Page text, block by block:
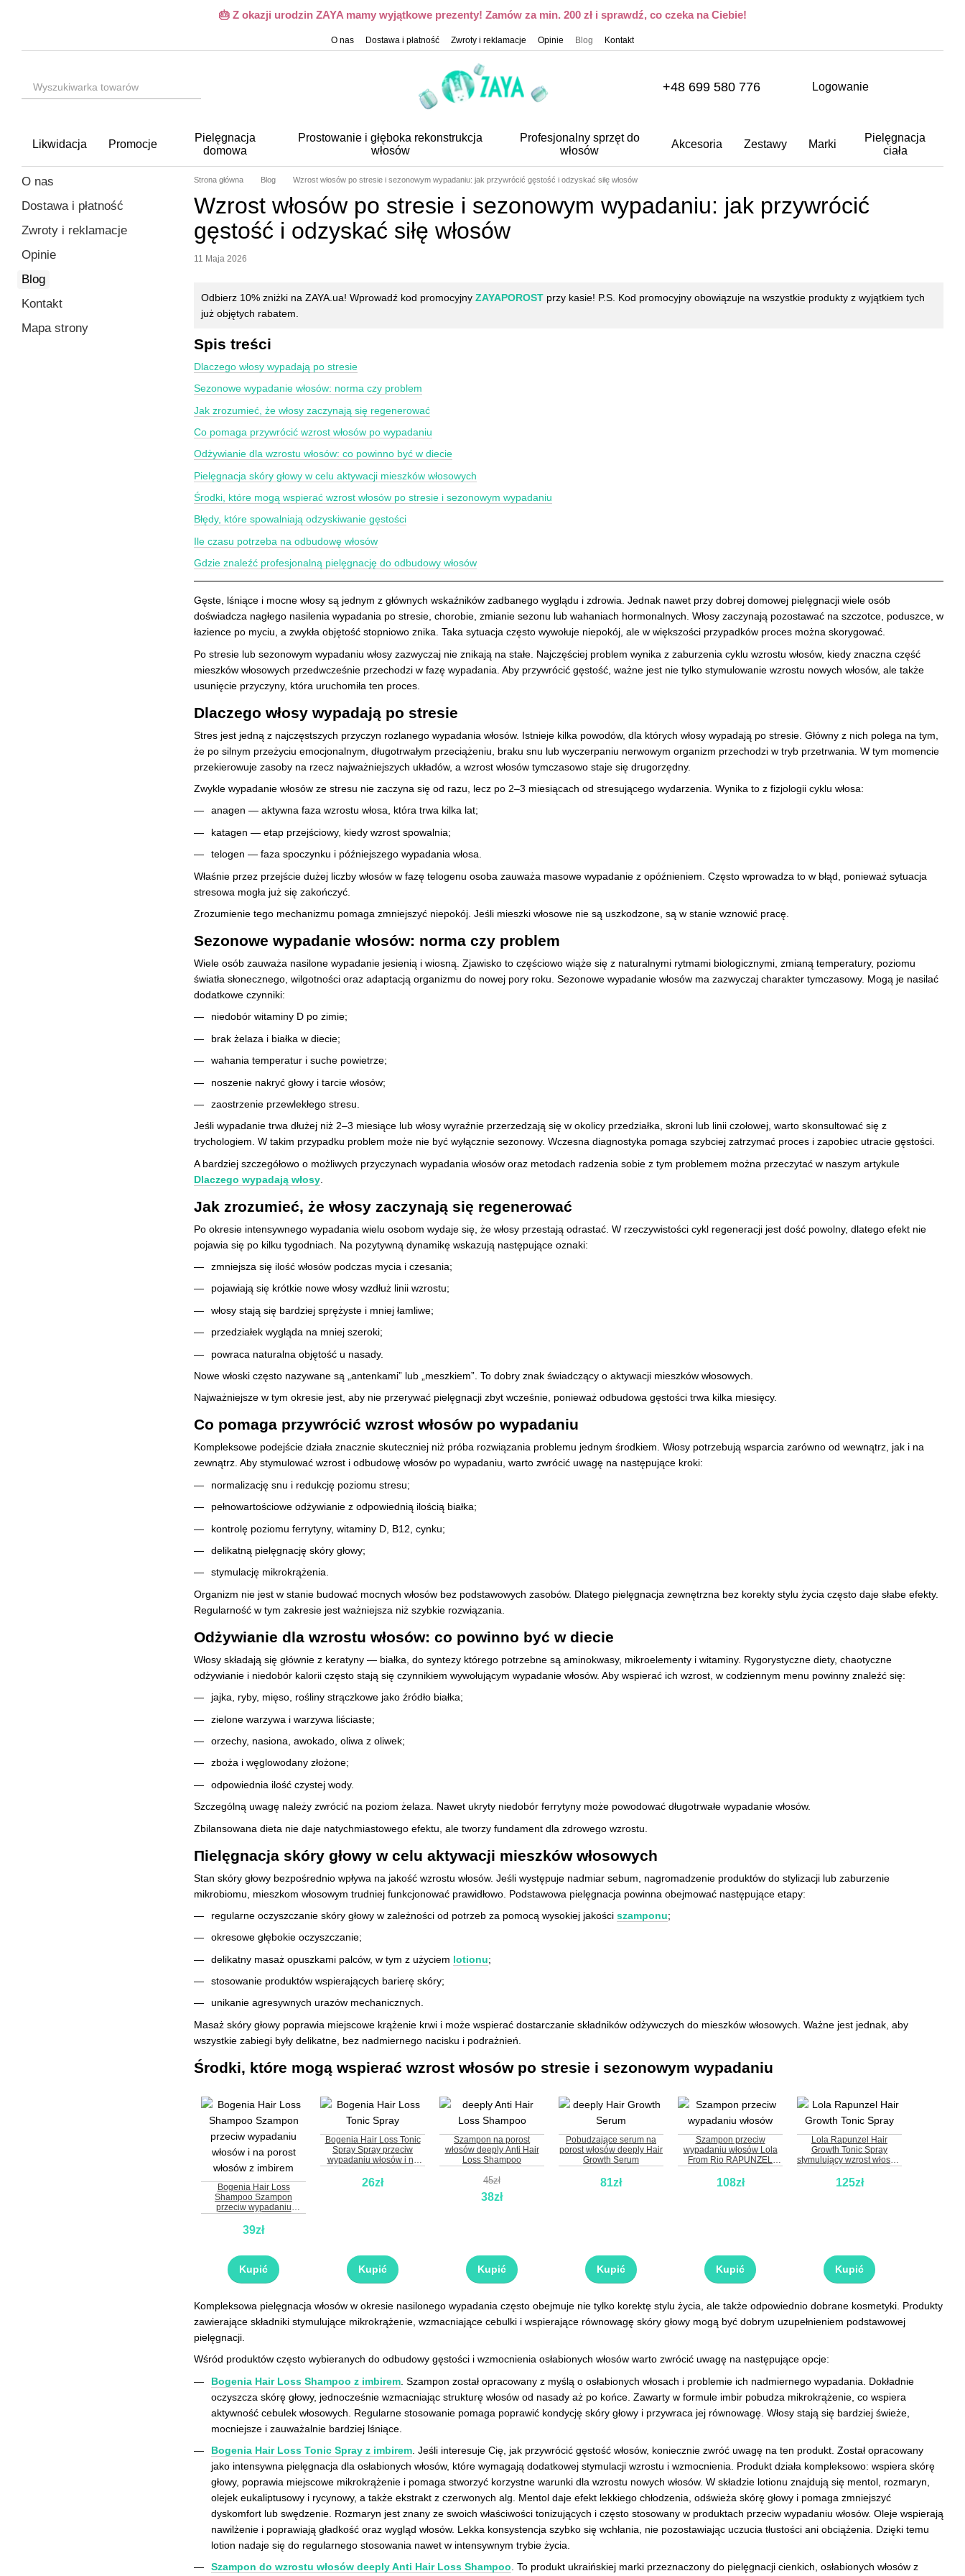
🎂 Z okazji urodzin ZAYA mamy wyjątkowe prezenty! Zamów za min. 200 zł i sprawdź, co czeka na Ciebie!
O nas Dostawa i płatność Zwroty i reklamacje Opinie Blog Kontakt
+48 699 580 776 Logowanie
Likwidacja Promocje
Pielęgnacja
domowa
Prostowanie i głęboka rekonstrukcja
włosów
Profesjonalny sprzęt do
włosów
Akcesoria Zestawy Marki
Pielęgnacja
ciała
Strona główna Blog Wzrost włosów po stresie i sezonowym wypadaniu: jak przywrócić gęstość i odzyskać siłę włosów
Wzrost włosów po stresie i sezonowym wypadaniu: jak przywrócić
gęstość i odzyskać siłę włosów
11 Maja 2026
Odbierz 10% zniżki na ZAYA.ua! Wprowadź kod promocyjny ZAYAPOROST przy kasie! P.S. Kod promocyjny obowiązuje na wszystkie produkty z wyjątkiem tych
już objętych rabatem.
Spis treści
Dlaczego włosy wypadają po stresie
Sezonowe wypadanie włosów: norma czy problem
Jak zrozumieć, że włosy zaczynają się regenerować
Co pomaga przywrócić wzrost włosów po wypadaniu
Odżywianie dla wzrostu włosów: co powinno być w diecie
Pielęgnacja skóry głowy w celu aktywacji mieszków włosowych
Środki, które mogą wspierać wzrost włosów po stresie i sezonowym wypadaniu
Błędy, które spowalniają odzyskiwanie gęstości
Ile czasu potrzeba na odbudowę włosów
Gdzie znaleźć profesjonalną pielęgnację do odbudowy włosów
Gęste, lśniące i mocne włosy są jednym z głównych wskaźników zadbanego wyglądu i zdrowia. Jednak nawet przy dobrej domowej pielęgnacji wiele osób
doświadcza nagłego nasilenia wypadania po stresie, chorobie, zmianie sezonu lub wahaniach hormonalnych. Włosy zaczynają pozostawać na szczotce, poduszce, w
łazience po myciu, a zwykła objętość stopniowo znika. Taka sytuacja często wywołuje niepokój, ale w większości przypadków proces można skorygować.
Po stresie lub sezonowym wypadaniu włosy zazwyczaj nie znikają na stałe. Najczęściej problem wynika z zaburzenia cyklu wzrostu włosów, kiedy znaczna część
mieszków włosowych przedwcześnie przechodzi w fazę wypadania. Aby przywrócić gęstość, ważne jest nie tylko stymulowanie wzrostu nowych włosów, ale także
usunięcie przyczyny, która uruchomiła ten proces.
Dlaczego włosy wypadają po stresie
Stres jest jedną z najczęstszych przyczyn rozlanego wypadania włosów. Istnieje kilka powodów, dla których włosy wypadają po stresie. Główny z nich polega na tym,
że po silnym przeżyciu emocjonalnym, długotrwałym przeciążeniu, braku snu lub wyczerpaniu nerwowym organizm przechodzi w tryb przetrwania. W tym momencie
przekierowuje zasoby na rzecz najważniejszych układów, a wzrost włosów tymczasowo staje się drugorzędny.
Zwykle wypadanie włosów ze stresu nie zaczyna się od razu, lecz po 2–3 miesiącach od stresującego wydarzenia. Wynika to z fizjologii cyklu włosa:
anagen — aktywna faza wzrostu włosa, która trwa kilka lat;
katagen — etap przejściowy, kiedy wzrost spowalnia;
telogen — faza spoczynku i późniejszego wypadania włosa.
Właśnie przez przejście dużej liczby włosów w fazę telogenu osoba zauważa masowe wypadanie z opóźnieniem. Często wprowadza to w błąd, ponieważ sytuacja
stresowa mogła już się zakończyć.
Zrozumienie tego mechanizmu pomaga zmniejszyć niepokój. Jeśli mieszki włosowe nie są uszkodzone, są w stanie wznowić pracę.
Sezonowe wypadanie włosów: norma czy problem
Wiele osób zauważa nasilone wypadanie jesienią i wiosną. Zjawisko to częściowo wiąże się z naturalnymi rytmami biologicznymi, zmianą temperatury, poziomu
światła słonecznego, wilgotności oraz adaptacją organizmu do nowej pory roku. Sezonowe wypadanie włosów ma zazwyczaj charakter tymczasowy. Mogą je nasilać
dodatkowe czynniki:
niedobór witaminy D po zimie;
brak żelaza i białka w diecie;
wahania temperatur i suche powietrze;
noszenie nakryć głowy i tarcie włosów;
zaostrzenie przewlekłego stresu.
Jeśli wypadanie trwa dłużej niż 2–3 miesiące lub włosy wyraźnie przerzedzają się w okolicy przedziałka, skroni lub linii czołowej, warto skonsultować się z
trychologiem. W takim przypadku problem może nie być wyłącznie sezonowy. Wczesna diagnostyka pomaga szybciej zatrzymać proces i zapobiec utracie gęstości.
A bardziej szczegółowo o możliwych przyczynach wypadania włosów oraz metodach radzenia sobie z tym problemem można przeczytać w naszym artykule
Dlaczego wypadają włosy
Jak zrozumieć, że włosy zaczynają się regenerować
Po okresie intensywnego wypadania wielu osobom wydaje się, że włosy przestają odrastać. W rzeczywistości cykl regeneracji jest dość powolny, dlatego efekt nie
pojawia się po kilku tygodniach. Na pozytywną dynamikę wskazują następujące oznaki:
zmniejsza się ilość włosów podczas mycia i czesania;
pojawiają się krótkie nowe włosy wzdłuż linii wzrostu;
włosy stają się bardziej sprężyste i mniej łamliwe;
przedziałek wygląda na mniej szeroki;
powraca naturalna objętość u nasady.
Nowe włoski często nazywane są „antenkami” lub „meszkiem”. To dobry znak świadczący o aktywacji mieszków włosowych.
Najważniejsze w tym okresie jest, aby nie przerywać pielęgnacji zbyt wcześnie, ponieważ odbudowa gęstości trwa kilka miesięcy.
Co pomaga przywrócić wzrost włosów po wypadaniu
Kompleksowe podejście działa znacznie skuteczniej niż próba rozwiązania problemu jednym środkiem. Włosy potrzebują wsparcia zarówno od wewnątrz, jak i na
zewnątrz. Aby stymulować wzrost i odbudowę włosów po wypadaniu, warto zwrócić uwagę na następujące kroki:
normalizację snu i redukcję poziomu stresu;
pełnowartościowe odżywianie z odpowiednią ilością białka;
kontrolę poziomu ferrytyny, witaminy D, B12, cynku;
delikatną pielęgnację skóry głowy;
stymulację mikrokrążenia.
Organizm nie jest w stanie budować mocnych włosów bez podstawowych zasobów. Dlatego pielęgnacja zewnętrzna bez korekty stylu życia często daje słabe efekty.
Regularność w tym zakresie jest ważniejsza niż szybkie rozwiązania.
Odżywianie dla wzrostu włosów: co powinno być w diecie
Włosy składają się głównie z keratyny — białka, do syntezy którego potrzebne są aminokwasy, mikroelementy i witaminy. Rygorystyczne diety, chaotyczne
odżywianie i niedobór kalorii często stają się czynnikiem wywołującym wypadanie włosów. Aby wspierać ich wzrost, w codziennym menu powinny znaleźć się:
jajka, ryby, mięso, rośliny strączkowe jako źródło białka;
zielone warzywa i warzywa liściaste;
orzechy, nasiona, awokado, oliwa z oliwek;
zboża i węglowodany złożone;
odpowiednia ilość czystej wody.
Szczególną uwagę należy zwrócić na poziom żelaza. Nawet ukryty niedobór ferrytyny może powodować długotrwałe wypadanie włosów.
Zbilansowana dieta nie daje natychmiastowego efektu, ale tworzy fundament dla zdrowego wzrostu.
Пielęgnacja skóry głowy w celu aktywacji mieszków włosowych
Stan skóry głowy bezpośrednio wpływa na jakość wzrostu włosów. Jeśli występuje nadmiar sebum, nagromadzenie produktów do stylizacji lub zaburzenie
mikrobiomu, mieszkom włosowym trudniej funkcjonować prawidłowo. Podstawowa pielęgnacja powinna obejmować następujące etapy:
regularne oczyszczanie skóry głowy w zależności od potrzeb za pomocą wysokiej jakości szamponu;
okresowe głębokie oczyszczanie;
delikatny masaż opuszkami palców, w tym z użyciem lotionu;
stosowanie produktów wspierających barierę skóry;
unikanie agresywnych urazów mechanicznych.
Masaż skóry głowy poprawia miejscowe krążenie krwi i może wspierać dostarczanie składników odżywczych do mieszków włosowych. Ważne jest jednak, aby
wszystkie zabiegi były delikatne, bez nadmiernego nacisku i podrażnień.
Środki, które mogą wspierać wzrost włosów po stresie i sezonowym wypadaniu
Bogenia Hair Loss
Shampoo Szampon
przeciw wypadaniu
włosów i na porost włosów
z imbirem
39zł
Kupić
Bogenia Hair Loss Tonic
Spray Spray przeciw
wypadaniu włosów i na
porost włosów z imbirem.
26zł
Kupić
Szampon na porost
włosów deeply Anti Hair
Loss Shampoo
45zł
38zł
Kupić
Pobudzające serum na
porost włosów deeply Hair
Growth Serum
81zł
Kupić
Szampon przeciw
wypadaniu włosów Lola
From Rio RAPUNZEL
REJUVENATING
108zł
Kupić
Lola Rapunzel Hair
Growth Tonic Spray
stymulujący wzrost włosów
i zapobiegający ich
wypadaniu
125zł
Kupić
Kompleksowa pielęgnacja włosów w okresie nasilonego wypadania często obejmuje nie tylko korektę stylu życia, ale także odpowiednio dobrane kosmetyki. Produkty
zawierające składniki stymulujące mikrokrążenie, wzmacniające cebulki i wspierające równowagę skóry głowy mogą być dobrym uzupełnieniem podstawowej
pielęgnacji.
Wśród produktów często wybieranych do odbudowy gęstości i wzmocnienia osłabionych włosów warto zwrócić uwagę na następujące opcje:
Bogenia Hair Loss Shampoo z imbirem . Szampon został opracowany z myślą o osłabionych włosach i problemie ich nadmiernego wypadania. Dokładnie
oczyszcza skórę głowy, jednocześnie wzmacniając strukturę włosów od nasady aż po końce. Zawarty w formule imbir pobudza mikrokrążenie, co wspiera
aktywność cebulek włosowych. Regularne stosowanie pomaga poprawić kondycję skóry głowy i przywraca jej równowagę. Włosy stają się bardziej świeże,
mocniejsze i zauważalnie bardziej lśniące.
Bogenia Hair Loss Tonic Spray z imbirem . Jeśli interesuje Cię, jak przywrócić gęstość włosów, koniecznie zwróć uwagę na ten produkt. Został opracowany
jako intensywna pielęgnacja dla osłabionych włosów, które wymagają dodatkowej stymulacji wzrostu i wzmocnienia. Produkt działa kompleksowo: wspiera skórę
głowy, poprawia miejscowe mikrokrążenie i pomaga stworzyć korzystne warunki dla wzrostu nowych włosów. W składzie lotionu znajdują się mentol, rozmaryn,
olejek eukaliptusowy i rycynowy, a także ekstrakt z czerwonych alg. Mentol daje efekt lekkiego chłodzenia, odświeża skórę głowy i pomaga zmniejszyć
dyskomfort lub swędzenie. Rozmaryn jest znany ze swoich właściwości tonizujących i często stosowany w produktach przeciw wypadaniu włosów. Oleje wspierają
nawilżenie i poprawiają gładkość oraz wygląd włosów. Lekka konsystencja szybko się wchłania, nie pozostawiając uczucia tłustości ani obciążenia. Dzięki temu
lotion nadaje się do regularnego stosowania nawet w intensywnym trybie życia.
Szampon do wzrostu włosów deeply Anti Hair Loss Shampoo. To produkt ukraińskiej marki przeznaczony do pielęgnacji cienkich, osłabionych włosów z
O nas
Dostawa i płatność
Zwroty i reklamacje
Opinie
Blog
Kontakt
Mapa strony